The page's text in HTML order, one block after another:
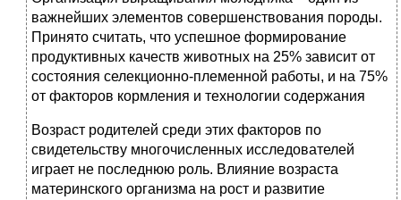
важнейших элементов совершенствования породы.
Принято считать, что успешное формирование
продуктивных качеств животных на 25% зависит от
состояния селекционно-племенной работы, и на 75%
от факторов кормления и технологии содержания
Возраст родителей среди этих факторов по
свидетельству многочисленных исследователей
играет не последнюю роль. Влияние возраста
материнского организма на рост и развитие